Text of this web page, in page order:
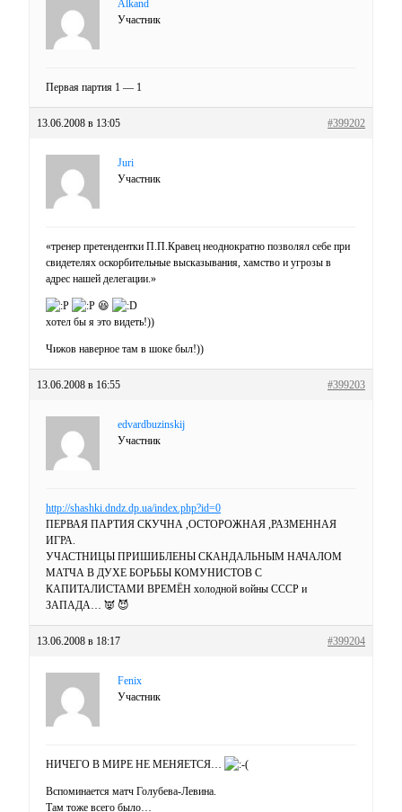
Alkand
Участник
Первая партия 1 — 1
13.06.2008 в 13:05 #399202
Juri
Участник
«тренер претендентки П.П.Кравец неоднократно позволял себе при
свидетелях оскорбительные высказывания, хамство и угрозы в
адрес нашей делегации.»
😆
хотел бы я это видеть!))
Чижов наверное там в шоке был!))
13.06.2008 в 16:55 #399203
edvardbuzinskij
Участник
http://shashki.dndz.dp.ua/index.php?id=0
ПЕРВАЯ ПАРТИЯ СКУЧНА ,ОСТОРОЖНАЯ ,РАЗМЕННАЯ
ИГРА.
УЧАСТНИЦЫ ПРИШИБЛЕНЫ СКАНДАЛЬНЫМ НАЧАЛОМ
МАТЧА В ДУХЕ БОРЬБЫ КОМУНИСТОВ С
КАПИТАЛИСТАМИ ВРЕМЁН холодной войны СССР и
ЗАПАДА… 👿 😈
13.06.2008 в 18:17 #399204
Fenix
Участник
НИЧЕГО В МИРЕ НЕ МЕНЯЕТСЯ…
Вспоминается матч Голубева-Левина.
Там тоже всего было…